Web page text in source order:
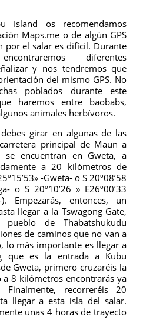
Island os recomendamos
Maps.me o de algún GPS
por el salar es difícil. Durante
diferentes
y nos tendremos que
del mismo GPS. No
poblados durante este
haremos entre baobabs,
animales herbívoros.
girar en algunas de las
principal de Maun a
se encuentran en Gweta, a
a 20 kilómetros de
-Gweta- o S 20º08’58
o S 20º10’26 » E26º00’33
Empezarás, entonces, un
llegar a la Tswagong Gate,
de Thabatshukudu
de caminos que no van a
lo más importante es llegar a
que es la entrada a Kubu
Gweta, primero cruzaréis la
a 8 kilómetros encontrarás ya
Finalmente, recorreréis 20
llegar a esta isla del salar.
unas 4 horas de trayecto